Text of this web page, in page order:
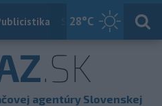
28°C
Slovensko
.SK
agentúry Slovenskej